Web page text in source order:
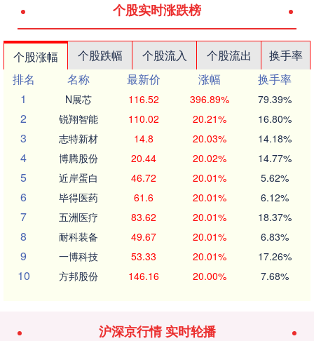
个股实时涨跌榜
个股涨幅 个股跌幅 个股流入 个股流出
换手率
排名
名称 最新价 涨幅
换手率
1
N展芯 116.52 396.89% 79.39%
2 锐翔智能 110.02 20.21% 16.80%
3 志特新材 14.8 20.03% 14.18%
4 博腾股份 20.44 20.02% 14.77%
5 近岸蛋白 46.72 20.01% 5.62%
6 毕得医药 61.6 20.01% 6.12%
7 五洲医疗 83.62 20.01% 18.37%
8 耐科装备 49.67 20.01% 6.83%
9 一博科技 53.33 20.01% 17.26%
10 方邦股份 146.16 20.00% 7.68%
沪深京行情 实时轮播